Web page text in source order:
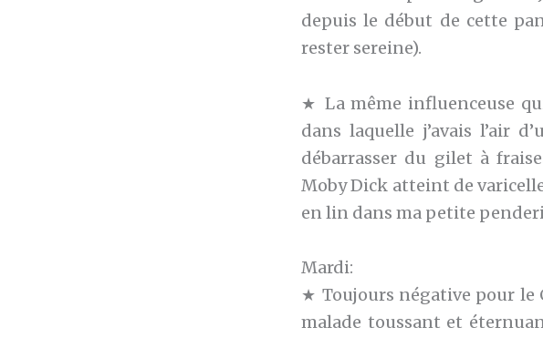
depuis le début de cette
rester sereine).
★ La même influenceuse
dans laquelle j’avais l’air
débarrasser du gilet à
Moby Dick atteint de
en lin dans ma petite
Mardi:
★ Toujours négative pour le
malade toussant et